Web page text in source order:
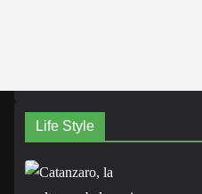
Life Style